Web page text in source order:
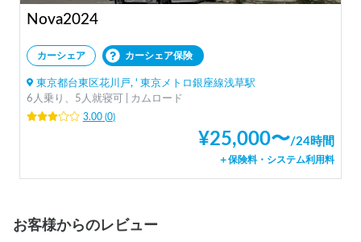
Nova2024
カーシェア カーシェア保険
東京都台東区花川戸, ' 東京メトロ銀座線浅草駅
6人乗り、5人就寝可 | カムロード
3.00(0)
¥25,000〜/24時間
＋保険料・システム利用料
お客様からのレビュー